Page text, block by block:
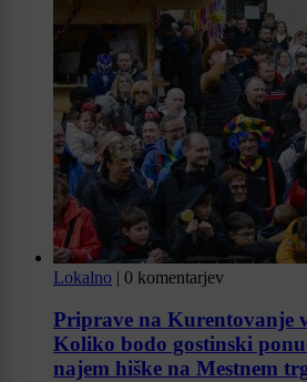
Lokalno | 0 komentarjev
Priprave na Kurentovanje
Koliko bodo gostinski
najem hiške na Mestnem